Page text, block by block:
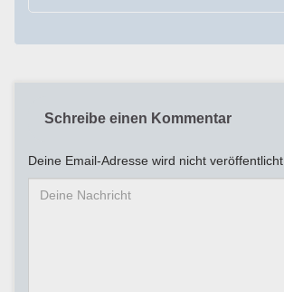
Schreibe einen Kommentar
Deine Email-Adresse wird nicht veröffentlicht.